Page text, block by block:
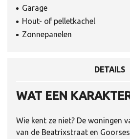
Garage
Hout- of pelletkachel
Zonnepanelen
DETAILS
WAT EEN
Wie kent ze niet? De woningen
van de Beatrixstraat en